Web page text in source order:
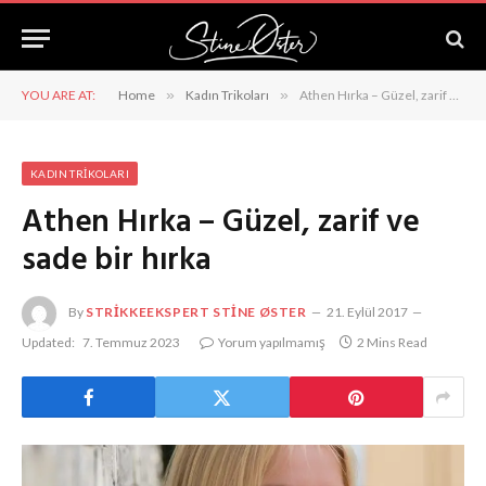
YOU ARE AT: Home » Kadın Trikoları » Athen Hırka – Güzel, zarif ve sade bir hırka
KADIN TRIKOLARI
Athen Hırka – Güzel, zarif ve
sade bir hırka
By STRIKKEEKSPERT STINE ØSTER
21. Eylül 2017
Updated: 7. Temmuz 2023 Yorum yapılmamış 2 Mins Read